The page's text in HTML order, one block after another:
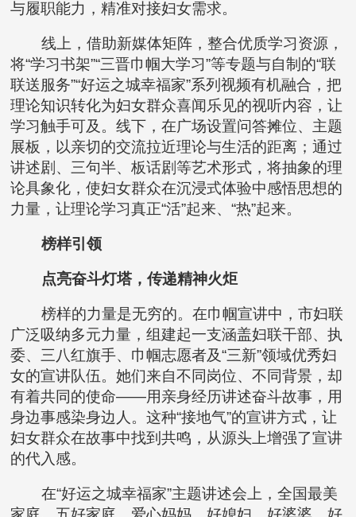
与履职能力，精准对接妇女需求。
线上，借助新媒体矩阵，整合优质学习资源，
将“学习书架”“三晋巾帼大学习”等专题与自制的“联
联送服务”“好运之城幸福家”系列视频有机融合，把
理论知识转化为妇女群众喜闻乐见的视听内容，让
学习触手可及。线下，在广场设置问答摊位、主题
展板，以亲切的交流拉近理论与生活的距离；通过
讲述剧、三句半、板话剧等艺术形式，将抽象的理
论具象化，使妇女群众在沉浸式体验中感悟思想的
力量，让理论学习真正“活”起来、“热”起来。
榜样引领
点亮奋斗灯塔，传递精神火炬
榜样的力量是无穷的。在巾帼宣讲中，市妇联
广泛吸纳多元力量，组建起一支涵盖妇联干部、执
委、三八红旗手、巾帼志愿者及“三新”领域优秀妇
女的宣讲队伍。她们来自不同岗位、不同背景，却
有着共同的使命——用亲身经历讲述奋斗故事，用
身边事感染身边人。这种“接地气”的宣讲方式，让
妇女群众在故事中找到共鸣，从源头上增强了宣讲
的代入感。
在“好运之城幸福家”主题讲述会上，全国最美